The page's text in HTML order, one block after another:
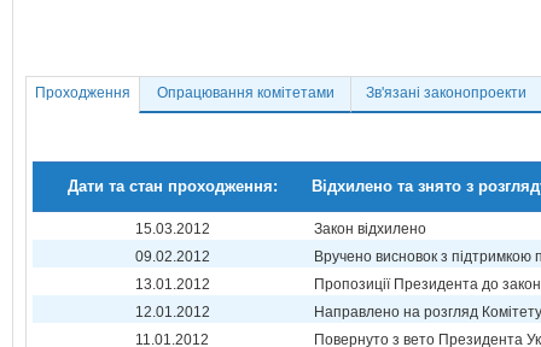
Проходження Опрацювання комітетами Зв'язані законопроекти
Дати та стан проходження: Відхилено та знято з
15.03.2012
Закон відхилено
09.02.2012
Вручено висновок з
13.01.2012
Пропозиції Президента до
12.01.2012
Направлено на розгляд Комітету
11.01.2012
Повернуто з вето Президента